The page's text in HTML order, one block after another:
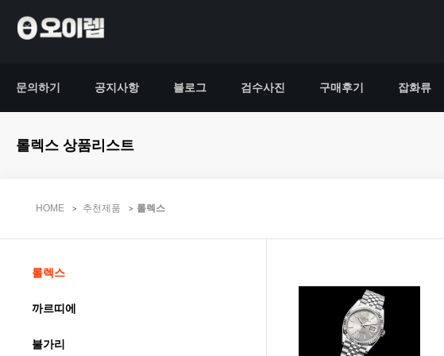
문의하기 공지사항 블로그 검수사진 구매후기 잡화류
롤렉스 상품리스트
HOME 추천제품 롤렉스
롤렉스
까르띠에
불가리